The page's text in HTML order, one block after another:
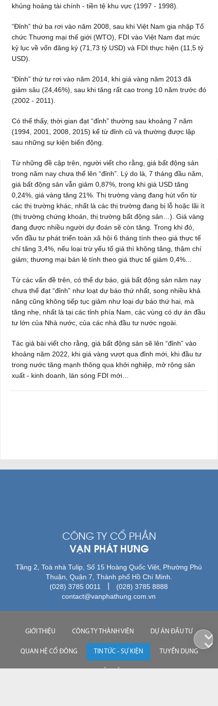
khủng hoảng tài chính - tiền tệ khu vực (1997 - 1998).
“Đỉnh” thứ ba rơi vào năm 2008, sau khi Việt Nam gia nhập Tổ
chức Thương mại thế giới (WTO), FDI vào Việt Nam đạt mức
kỷ lục về vốn đăng ký (71,73 tỷ USD) và FDI thực hiện (11,5 tỷ
USD).
“Đỉnh” thứ tư rơi vào năm 2014, khi giá vàng năm 2013 đã
giảm sâu (24,46%), sau khi tăng rất cao trong 10 năm trước đó
(2002 - 2011).
Có thể thấy, thời gian đạt “đỉnh” thường sau khoảng 7 năm
(1994, 2001, 2008, 2015) kể từ đỉnh cũ và thường được lập
sau những sự kiện biến động.
Từ những đề cập trên, người viết cho rằng, giá bất động sản
trong năm nay chưa thể lên “đỉnh”. Lý do là, 7 tháng đầu năm,
giá bất động sản vẫn giảm 0,87%, trong khi giá USD tăng
0,24%, giá vàng tăng 21%. Thị trường vàng đang hút vốn từ
các thị trường khác, nhất là các thị trường đang bị lỗ hoặc lãi ít
(thị trường chứng khoán, thị trường bất động sản…). Giá vàng
đang được nhiều người dự đoán sẽ còn tăng. Trong khi đó,
vốn đầu tư phát triển toàn xã hội 6 tháng tính theo giá thực tế
chỉ tăng 3,4%, nếu loại trừ yếu tố giá thì không tăng, thậm chí
giảm; thương mại bán lẻ tính theo giá thực tế giảm 0,4%...
Từ các vấn đề trên, có thể dự báo, giá bất động sản năm nay
chưa thể đạt “đỉnh” như loạt dự báo thứ nhất, song nhiều khả
năng cũng không tiếp tục giảm như loại dự báo thứ hai, mà
tăng nhẹ, nhất là tại các tỉnh phía Nam, các vùng có dự án đầu
tư lớn của Nhà nước, của các nhà đầu tư nước ngoài.
Tác giả bài viết cho rằng, giá bất động sản sẽ lên “đỉnh” vào
khoảng năm 2022, khi giá vàng vượt qua đỉnh mới, khi đầu tư
trong nước tăng mạnh thông qua khởi nghiệp, mở rộng sản
xuất - kinh doanh, làn sóng FDI mới…
CÔNG TY CỔ PHẦN
VẠN PHÁT HƯNG
Tầng 2, Toà nhà Tulip, Số 15 Hoàng Quốc Việt, Phường Phú
Thuận, Quận 7, Thành phố Hồ Chí Minh.
(028) 3785 0011
(028) 3785 8888
contact@vanphathung.com.vn
GIỚI THIỆU CÔNG TY THÀNH VIÊN DỰ ÁN ĐẦU TƯ
QUAN HỆ CỔ ĐÔNG TIN TỨC - SỰ KIỆN TUYỂN DỤNG